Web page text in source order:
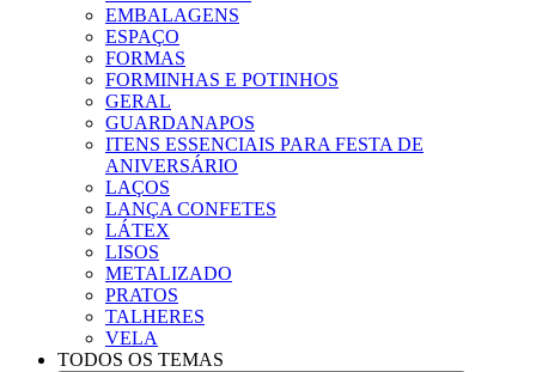
EMBALAGENS
ESPAÇO
FORMAS
FORMINHAS E POTINHOS
GERAL
GUARDANAPOS
ITENS ESSENCIAIS PARA FESTA DE
ANIVERSÁRIO
LAÇOS
LANÇA CONFETES
LÁTEX
LISOS
METALIZADO
PRATOS
TALHERES
VELA
TODOS OS TEMAS